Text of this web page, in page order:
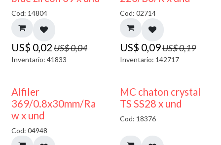
Cod: 14804
US$ 0,02US$0,04
Inventario: 41833
Cod: 02714
US$ 0,09US$0,19
Inventario: 142717
Alfiler
369/0.8x30mm/Ra
w x und
Cod: 04948
MC chaton crystal
TS SS28 x und
Cod: 18376